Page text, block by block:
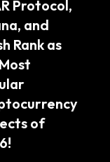
Protocol,
and
Rank as
of